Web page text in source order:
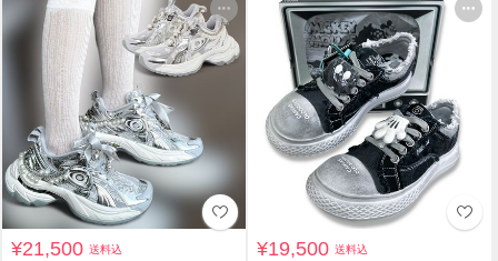
¥21,500送料込 ¥19,500送料込